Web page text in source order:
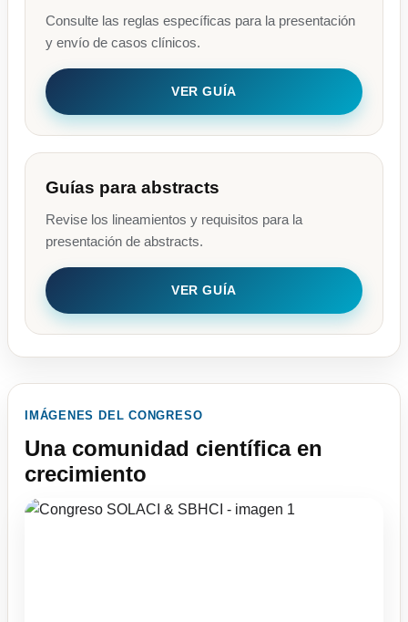
Consulte las reglas específicas para la presentación
y envío de casos clínicos.
VER GUÍA
Guías para abstracts
Revise los lineamientos y requisitos para la
presentación de abstracts.
VER GUÍA
IMÁGENES DEL CONGRESO
Una comunidad científica en
crecimiento